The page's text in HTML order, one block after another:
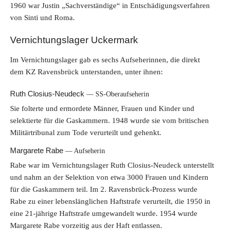
1960 war Justin „Sachverständige“ in Entschädigungsverfahren
von Sinti und Roma.
Vernichtungslager Uckermark
Im Vernichtungslager gab es sechs Aufseherinnen, die direkt
dem KZ Ravensbrück unterstanden, unter ihnen:
Ruth Closius-Neudeck SS-Oberaufseherin
Sie folterte und ermordete Männer, Frauen und Kinder und
selektierte für die Gaskammern. 1948 wurde sie vom britischen
Militärtribunal zum Tode verurteilt und gehenkt.
Margarete Rabe Aufseherin
Rabe war im Vernichtungslager Ruth Closius-Neudeck unterstellt
und nahm an der Selektion von etwa 3000 Frauen und Kindern
für die Gaskammern teil. Im 2. Ravensbrück-Prozess wurde
Rabe zu einer lebenslänglichen Haftstrafe verurteilt, die 1950 in
eine 21-jährige Haftstrafe umgewandelt wurde. 1954 wurde
Margarete Rabe vorzeitig aus der Haft entlassen.